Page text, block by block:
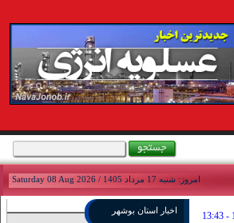
امروز: شنبه 17 مرداد 1405 / Saturday 08 Aug 2026
اخبار استان بوشهر